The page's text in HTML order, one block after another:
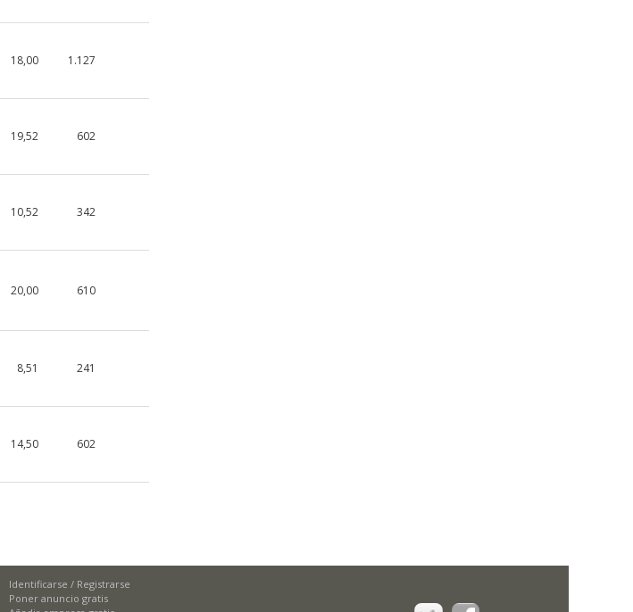
18,00 1.127
19,52 602
10,52 342
20,00 610
8,51 241
14,50 602
Identificarse / Registrarse
Poner anuncio gratis